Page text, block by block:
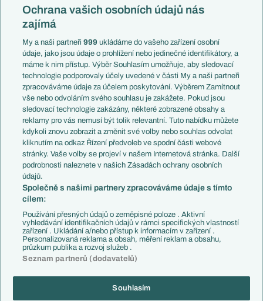
Mistrovství světa
Liga národů
Témata
Představení týmů MS
EuroSkauting
PL v kostce
Evropské koeficienty
Přestupy
Přestupové spekulace
Zranění
Kluby
Arsenal FC
Chelsea FC
Manchester United
AC Milán
Juventus FC
Bayern Mnichov
FC Barcelona
Real Madrid
Česko
Francie
Itálie
Německo
Španělsko
Argentina
Brazílie
Přestupy
Zápasy
Livescore
Tipovací soutěž
Ochrana vašich osobních údajů nás
zajímá
My a naši partneři999 ukládáme do vašeho zařízení osobní
údaje, jako jsou údaje o prohlížení nebo jedinečné identifikátory, a
máme k nim přístup. Výběr Souhlasím umožňuje, aby sledovací
technologie podporovaly účely uvedené v části My a naši partneři
zpracováváme údaje za účelem poskytování. Výběrem Zamítnout
vše nebo odvoláním svého souhlasu je zakážete. Pokud jsou
sledovací technologie zakázány, některé zobrazené obsahy a
reklamy pro vás nemusí být tolik relevantní. Tuto nabídku můžete
kdykoli znovu zobrazit a změnit své volby nebo souhlas odvolat
kliknutím na odkaz Řízení předvoleb ve spodní části webové
stránky. Vaše volby se projeví v našem Internetová stránka. Další
podrobnosti naleznete v našich Zásadách ochrany osobních
údajů.
Společně s našimi partnery zpracováváme údaje s tímto
cílem:
Používání přesných údajů o zeměpisné poloze . Aktivní
vyhledávání identifikačních údajů v rámci specifických vlastností
zařízení . Ukládání a/nebo přístup k informacím v zařízení .
Personalizovaná reklama a obsah, měření reklam a obsahu,
průzkum publika a rozvoj služeb .
Seznam partnerů (dodavatelů)
Souhlasím